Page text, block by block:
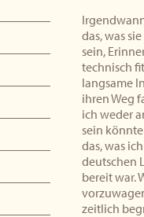
das, was
sein,
technisch
langsame
ihren Weg
ich weder
sein
das, was
deutschen
bereit war.
zeitlich